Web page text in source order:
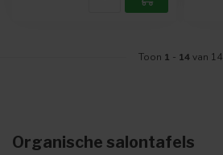
Toon 1 - 14van 14
Organische salontafels